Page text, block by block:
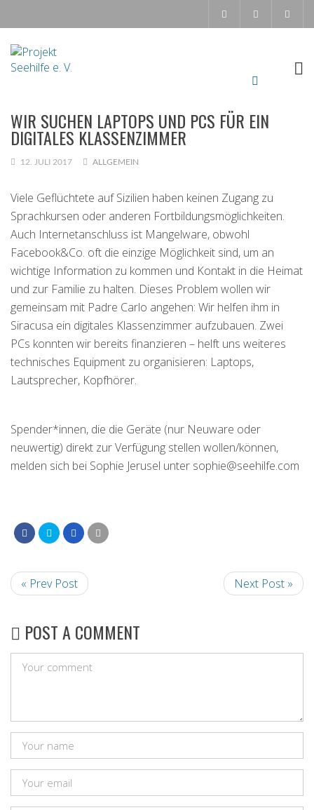
WIR SUCHEN LAPTOPS UND PCS FÜR EIN
DIGITALES KLASSENZIMMER
12. JULI 2017 ALLGEMEIN
Viele Geflüchtete auf Sizilien haben keinen Zugang zu
Sprachkursen oder anderen Fortbildungsmöglichkeiten.
Auch Internetanschluss ist Mangelware, obwohl
Facebook&Co. oft die einzige Möglichkeit sind, um an
wichtige Information zu kommen und Kontakt in die Heimat
und zur Familie zu halten. Dieses Problem wollen wir
gemeinsam mit Padre Carlo angehen: Wir helfen ihm in
Siracusa ein digitales Klassenzimmer aufzubauen. Zwei
PCs konnten wir bereits finanzieren – helft uns weiteres
technisches Equipment zu organisieren: Laptops,
Lautsprecher, Kopfhörer.
Spender*innen, die die Geräte (nur Neuware oder
neuwertig) direkt zur Verfügung stellen wollen/können,
melden sich bei Sophie Jerusel unter sophie@seehilfe.com
« Prev Post Next Post »
POST A COMMENT